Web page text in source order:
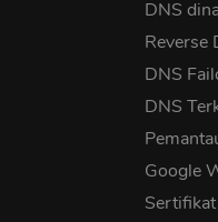
DNS
Reverse
DNS
DNS
Google